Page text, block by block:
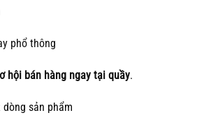
phổ thông
hội bán hàng ngay tại quầy.
sản phẩm